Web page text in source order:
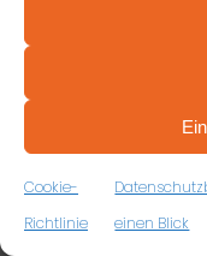
Cookie-
Richtlinie
einen Blick
DAS
ZUM